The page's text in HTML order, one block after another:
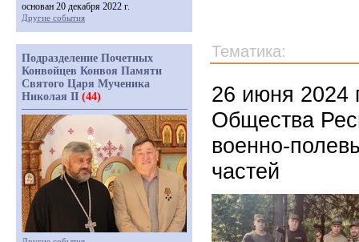
Тематика:
26 июня 2024
Общества
военно-
частей
основан 20 декабря 2022 г.
Другие события
Подразделение Почетных
Конвойцев Конвоя Памяти
Святого Царя Мученика
Николая II (44)